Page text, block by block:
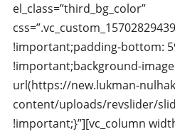
el_class=”third_bg_color”
!important;padding-bottom:
!important;background-
url(https://new.lukman-
content/uploads/revslider/
!important;}”][vc_column